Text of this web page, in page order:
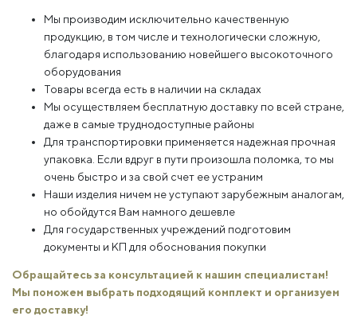
Мы производим исключительно качественную
продукцию, в том числе и технологически сложную,
благодаря использованию новейшего высокоточного
оборудования
Товары всегда есть в наличии на складах
Мы осуществляем бесплатную доставку по всей стране,
даже в самые труднодоступные районы
Для транспортировки применяется надежная прочная
упаковка. Если вдруг в пути произошла поломка, то мы
очень быстро и за свой счет ее устраним
Наши изделия ничем не уступают зарубежным аналогам,
но обойдутся Вам намного дешевле
Для государственных учреждений подготовим
документы и КП для обоснования покупки
Обращайтесь за консультацией к нашим специалистам!
Мы поможем выбрать подходящий комплект и организуем
его доставку!